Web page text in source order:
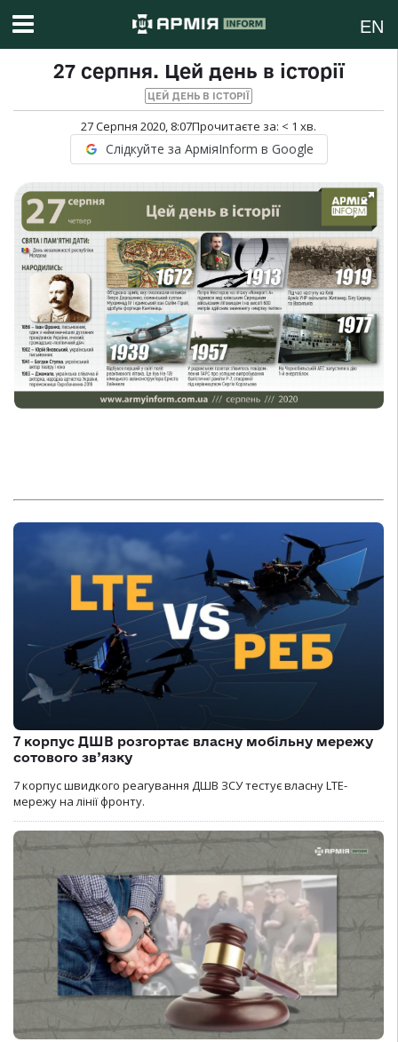
EN
27 cерпня. Цей день в історії
ЦЕЙ ДЕНЬ В ІСТОРІЇ
27 Серпня 2020, 8:07Прочитаєте за: < 1 хв.
Слідкуйте за АрміяInform в Google
7 корпус ДШВ розгортає власну мобільну мережу
сотового зв’язку
7 корпус швидкого реагування ДШВ ЗСУ тестує власну LTE-
мережу на лінії фронту.